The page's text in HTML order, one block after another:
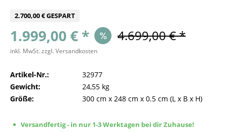
2.700,00 € GESPART
1.999,00 € * 4.699,00 € *
inkl. MwSt.zzgl. Versandkosten
Artikel-Nr.:
32977
Gewicht:
24,55 kg
Größe:
300 cm x 248 cm x 0.5 cm (L x B x H)
Versandfertig - in nur 1-3 Werktagen bei dir Zuhause!